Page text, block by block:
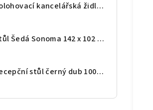
vidaXL Polohovací kancelářská židle hnědá textil
vidaXL Stůl Šedá Sonoma 142 x 102 x 73 cm Kompozitní dřevo
vidaXL Recepční stůl černý dub 100 x 50 x 103,5 cm, konstrukční dřevo